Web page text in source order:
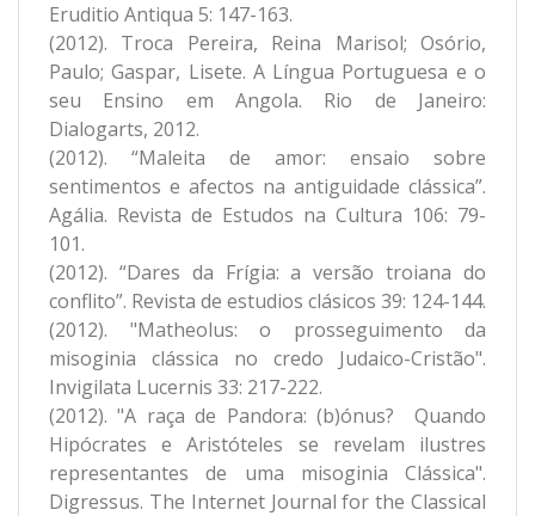
Eruditio Antiqua 5: 147-163.
(2012). Troca Pereira, Reina Marisol; Osório,
Paulo; Gaspar, Lisete. A Língua Portuguesa e o
seu Ensino em Angola. Rio de Janeiro:
Dialogarts, 2012.
(2012). “Maleita de amor: ensaio sobre
sentimentos e afectos na antiguidade clássica”.
Agália. Revista de Estudos na Cultura 106: 79-
101.
(2012). “Dares da Frígia: a versão troiana do
conflito”. Revista de estudios clásicos 39: 124-144.
(2012). "Matheolus: o prosseguimento da
misoginia clássica no credo Judaico-Cristão".
Invigilata Lucernis 33: 217-222.
(2012). "A raça de Pandora: (b)ónus? Quando
Hipócrates e Aristóteles se revelam ilustres
representantes de uma misoginia Clássica".
Digressus. The Internet Journal for the Classical